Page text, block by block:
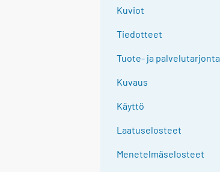
Kuviot
Tiedotteet
Tuote- ja palvelutarjonta
Kuvaus
Käyttö
Laatuselosteet
Menetelmäselosteet